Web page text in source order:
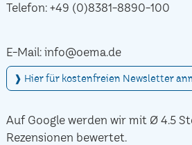
Telefon: +49 (0)8381-8890-100
E-Mail: info@oema.de
❱ Hier für kostenfreien Newsletter
Auf Google werden wir mit Ø 4.5
Rezensionen bewertet.